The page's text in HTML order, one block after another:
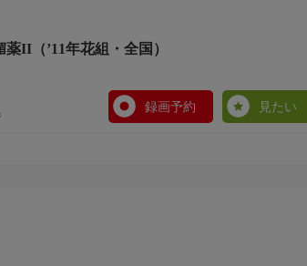
II（’11年花組・全国）
録画予約 見たい